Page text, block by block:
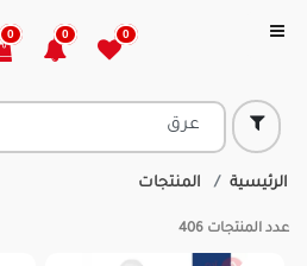
0
0
0
الرئيسية المنتجات
عدد المنتجات 406